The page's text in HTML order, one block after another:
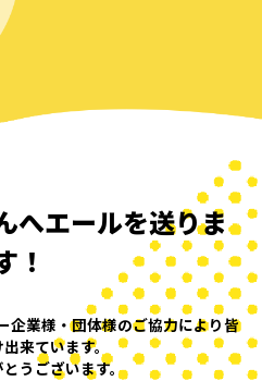
へエールを送りま
！
企業様・団体様のご協力により皆
来ています。
うございます。